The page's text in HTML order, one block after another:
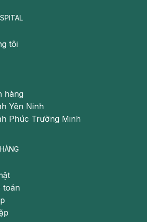
trẻ chỉ cần tiêm 3 mũi
tiên khoảng 1 tháng
lại phải cách mũi 2 ít nhất 2 tháng,
được chỉ định là 6 tháng sau khi
tiên
tiên khoảng 2 tháng
tôi
hàng
Yên Ninh
Phúc Trường Minh
toán